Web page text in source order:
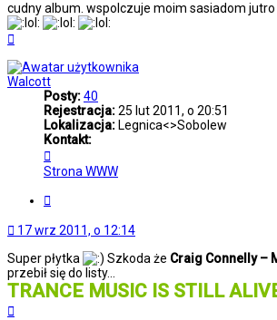
cudny album. wspolczuje moim sasiadom jutro
Walcott
Posty:40
Rejestracja:25 lut 2011, o 20:51
Lokalizacja: Legnica<>Sobolew
Kontakt:
się
z
Strona WWW
17 wrz 2011, o 12:14
Super płytka
Szkoda że Craig Connelly –
przebił się do listy...
TRANCE MUSIC IS STILL